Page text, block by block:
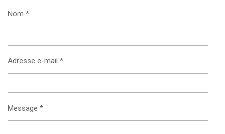
e
r
Nom *
Adresse e-mail *
Message *